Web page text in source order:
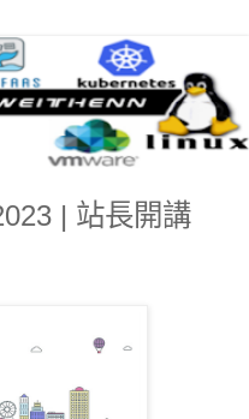
| 站長開講